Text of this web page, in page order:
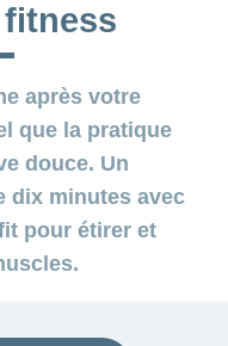
fitness
après votre
que la pratique
douce. Un
dix minutes avec
pour étirer et